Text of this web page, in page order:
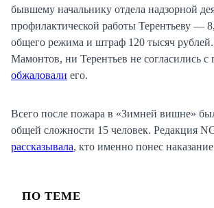
бывшему начальнику отдела надзорной
профилактической работы Терентьеву —
общего режима и штраф 120 тысяч
Мамонтов, ни Терентьев не согласились с
обжаловали его.
Всего после пожара в «Зимней вишне»
общей сложности 15 человек. Редакция
рассказывала, кто именно понес
ПО ТЕМЕ